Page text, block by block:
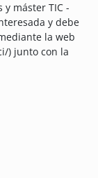
y máster TIC -
y debe
la web
) junto con la